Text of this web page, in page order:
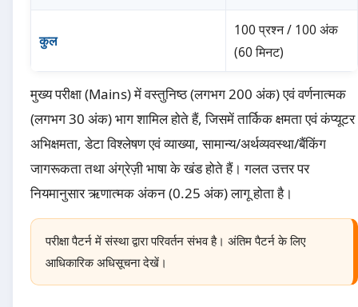
कुल
100 प्रश्न / 100 अंक
(60 मिनट)
मुख्य परीक्षा (Mains) में वस्तुनिष्ठ (लगभग 200 अंक) एवं वर्णनात्मक
(लगभग 30 अंक) भाग शामिल होते हैं, जिसमें तार्किक क्षमता एवं कंप्यूटर
अभिक्षमता, डेटा विश्लेषण एवं व्याख्या, सामान्य/अर्थव्यवस्था/बैंकिंग
जागरूकता तथा अंग्रेज़ी भाषा के खंड होते हैं। गलत उत्तर पर
नियमानुसार ऋणात्मक अंकन (0.25 अंक) लागू होता है।
परीक्षा पैटर्न में संस्था द्वारा परिवर्तन संभव है। अंतिम पैटर्न के लिए
आधिकारिक अधिसूचना देखें।